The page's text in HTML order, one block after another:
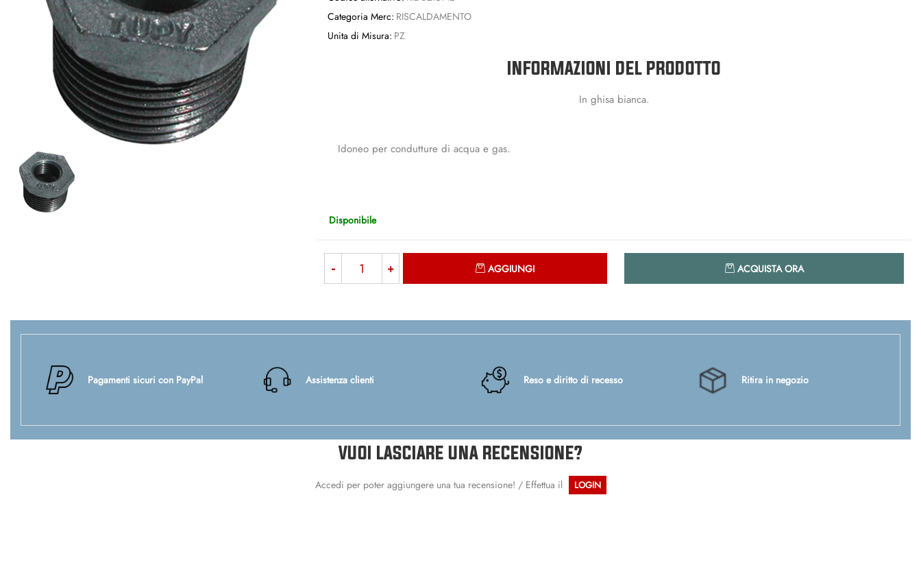
Categoria Merc: RISCALDAMENTO
Unita di Misura: PZ
INFORMAZIONI DEL PRODOTTO
In ghisa bianca.
Idoneo per condutture di acqua e gas.
Disponibile
AGGIUNGI ACQUISTA ORA
Pagamenti sicuri con PayPal Assistenza clienti Reso e diritto di recesso Ritira in negozio
VUOI LASCIARE UNA RECENSIONE?
Accedi per poter aggiungere una tua recensione! / Effettua il LOGIN